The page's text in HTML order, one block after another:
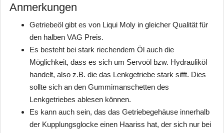
Anmerkungen
Getriebeöl gibt es von Liqui Moly in gleicher Qualität für
den halben VAG Preis.
Es besteht bei stark riechendem Öl auch die
Möglichkeit, dass es sich um Servoöl bzw. Hydrauliköl
handelt, also z.B. die das Lenkgetriebe stark sifft. Dies
sollte sich an den Gummimanschetten des
Lenkgetriebes ablesen können.
Es kann auch sein, das das Getriebegehäuse innerhalb
der Kupplungsglocke einen Haariss hat, der sich nur bei